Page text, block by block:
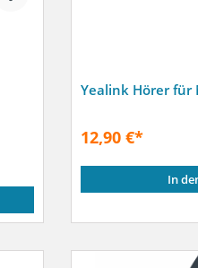
Yealink Hörer für
12,90 €*
In